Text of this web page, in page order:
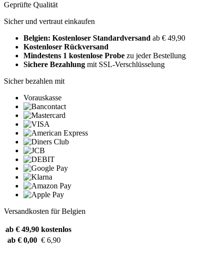
Geprüfte Qualität
Sicher und vertraut einkaufen
Belgien: Kostenloser Standardversand ab € 49,90
Kostenloser Rückversand
Mindestens 1 kostenlose Probe zu jeder Bestellung
Sichere Bezahlung mit SSL-Verschlüsselung
Sicher bezahlen mit
Vorauskasse
Versandkosten für Belgien
ab € 49,90 kostenlos
ab € 0,00 € 6,90